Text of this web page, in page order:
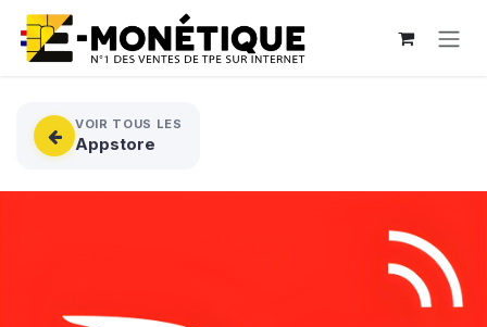
Se rendre au contenu
VOIR TOUS LES
Appstore